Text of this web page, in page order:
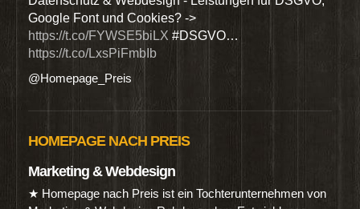
Google Font und Cookies? ->
https://t.co/FYWSE5biLX #DSGVO…
https://t.co/LxsPiFmbIb
@Homepage_Preis
HOMEPAGE NACH PREIS
Marketing & Webdesign
★ Homepage nach Preis ist ein Tochterunternehmen von